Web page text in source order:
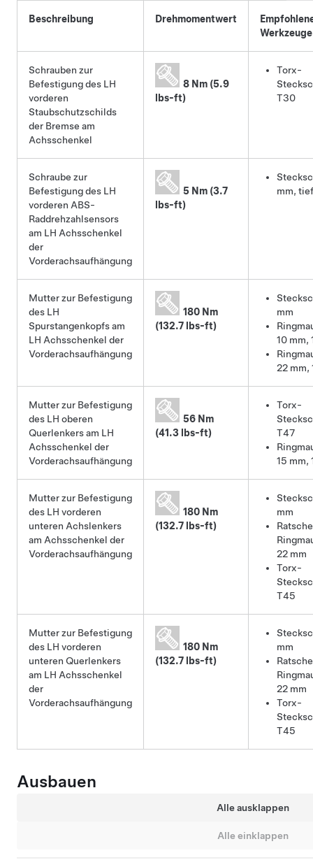
Beschreibung Drehmomentwert
Werkzeuge
Schrauben zur
Befestigung des LH
vorderen
Staubschutzschilds
der Bremse am
Achsschenkel
8 Nm (5.9
lbs-ft)
Torx-
T30
Schraube zur
Befestigung des LH
vorderen ABS-
Raddrehzahlsensors
am LH Achsschenkel
der
Vorderachsaufhängung
5 Nm (3.7
lbs-ft)
mm, tief
Mutter zur Befestigung
des LH
Spurstangenkopfs am
LH Achsschenkel der
Vorderachsaufhängung
180 Nm
(132.7 lbs-ft)
mm
10 mm,
22 mm,
Mutter zur Befestigung
des LH oberen
Querlenkers am LH
Achsschenkel der
Vorderachsaufhängung
56 Nm
(41.3 lbs-ft)
Torx-
T47
15 mm,
Mutter zur Befestigung
des LH vorderen
unteren Achslenkers
am Achsschenkel der
Vorderachsaufhängung
180 Nm
(132.7 lbs-ft)
mm
22 mm
Torx-
T45
Mutter zur Befestigung
des LH vorderen
unteren Querlenkers
am LH Achsschenkel
der
Vorderachsaufhängung
180 Nm
(132.7 lbs-ft)
mm
22 mm
Torx-
T45
Ausbauen
Alle ausklappen
Alle einklappen